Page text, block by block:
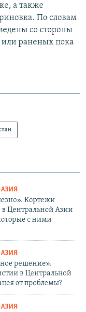
а также
По словам
со стороны
раненых пока
Кортежи
в Центральной Азии
с ними
решение».
в Центральной
от проблемы?